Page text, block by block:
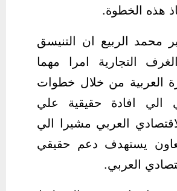
هذه الخطوة.
محمد الربيع ان التنيسق
التجارية امرا مهما
العربية من خلال خطوات
الي افادة حقيقية علي
العربي مشيرا الي
يستهدف دعم حقيقي
العربي.